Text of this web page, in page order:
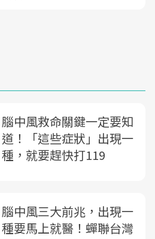
腦中風救命關鍵一定要知
道！「這些症狀」出現一
種，就要趕快打119
腦中風三大前兆，出現一
種要馬上就醫！蟬聯台灣